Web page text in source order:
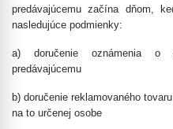
predávajúcemu začína dňom,
nasledujúce podmienky:
a) doručenie oznámenia o
predávajúcemu
b) doručenie reklamovaného
na to určenej osobe